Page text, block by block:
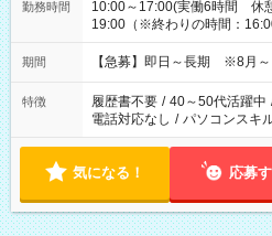
勤務時間
10:00～17:00(実働6時間 休
19:00（※終わりの時間：
期間 【急募】即日～長期 ※8月～
特徴 履歴書不要 / 40～50代活躍中
電話対応なし / パソコンスキ
気になる！ 応募